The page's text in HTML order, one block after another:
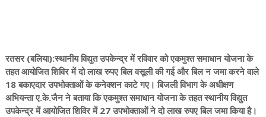
रतसर (बलिया):स्थानीय विद्युत उपकेन्द्र में रविवार को एकमुश्त समाधान योजना के
तहत आयोजित शिविर में दो लाख रुपए बिल वसूली की गई और बिल न जमा करने वाले
18 बकाएदार उपभोक्ताओं के कनेक्शन काटे गए। बिजली विभाग के अधीक्षण
अभियन्ता ए.के.जैन ने बताया कि एकमुश्त समाधान योजना के तहत स्थानीय विद्युत
उपकेन्द्र में आयोजित शिविर में 27 उपभोक्ताओं ने दो लाख रुपए बिल जमा किया है।